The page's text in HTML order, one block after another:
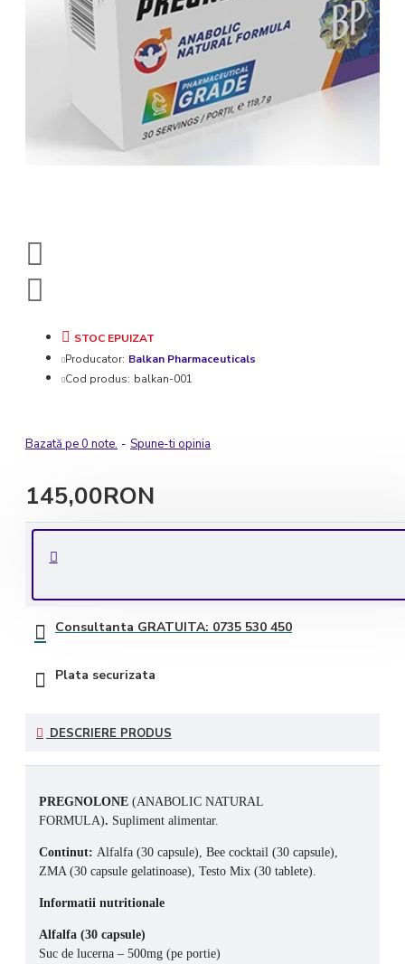
STOC EPUIZAT
Producator: Balkan Pharmaceuticals
Cod produs: balkan-001
Bazată pe 0 note. - Spune-ti opinia
145,00RON
Livrare rapida in 1-2 zile lucratoare
Consultanta GRATUITA: 0735 530 450
Plata securizata
DESCRIERE PRODUS
PREGNOLONE (ANABOLIC NATURAL
FORMULA). Supliment alimentar.
Continut: Alfalfa (30 capsule), Bee cocktail (30 capsule),
ZMA (30 capsule gelatinoase), Testo Mix (30 tablete).
Informatii nutritionale
Alfalfa (30 capsule)
Suc de lucerna – 500mg (pe portie)